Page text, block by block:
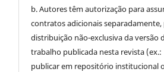
b. Autores têm autorização para
contratos adicionais separadamente,
distribuição não-exclusiva da versão
trabalho publicada nesta revista (ex.:
publicar em repositório institucional